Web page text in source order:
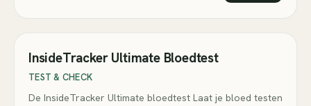
InsideTracker Ultimate Bloedtest
TEST & CHECK
De InsideTracker Ultimate bloedtest Laat je bloed testen